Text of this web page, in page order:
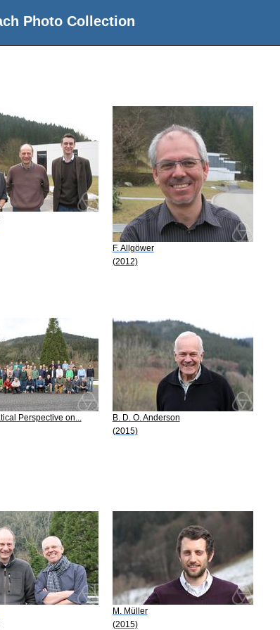
Photo Collection
F. Allgöwer
(2012)
Perspective on...
B. D. O. Anderson
(2015)
M. Müller
(2015)